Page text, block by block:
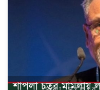
শাপলা চত্বর মামলায়